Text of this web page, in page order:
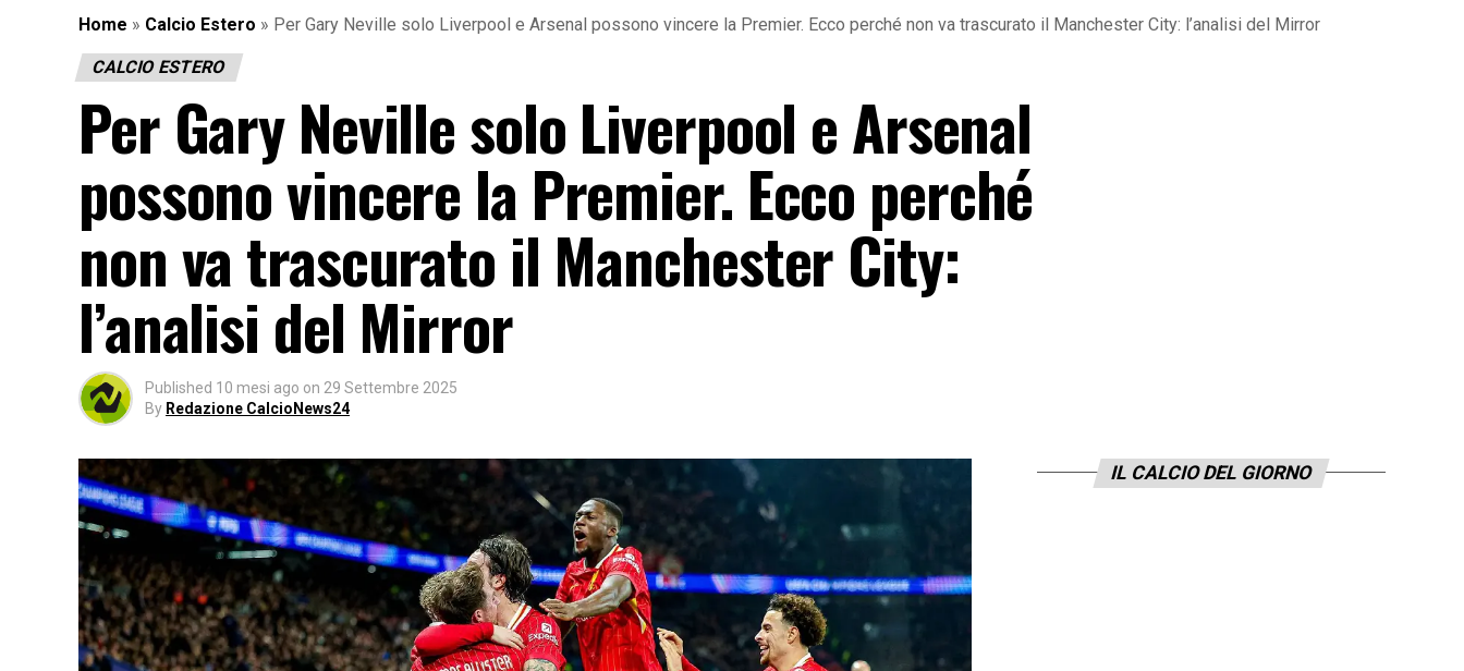
Home » Calcio Estero » Per Gary Neville solo Liverpool e Arsenal possono vincere la Premier. Ecco perché non va trascurato il Manchester City: l’analisi del Mirror
CALCIO ESTERO
Per Gary Neville solo Liverpool e Arsenal
possono vincere la Premier. Ecco perché
non va trascurato il Manchester City:
l’analisi del Mirror
Published 10 mesi ago on 29 Settembre 2025
By Redazione CalcioNews24
IL CALCIO DEL GIORNO